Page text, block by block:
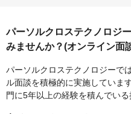
パーソルクロステクノロジ
みませんか？(オンライン面
パーソルクロステクノロジーで
ル面談を積極的に実施していま
門に5年以上の経験を積んでい